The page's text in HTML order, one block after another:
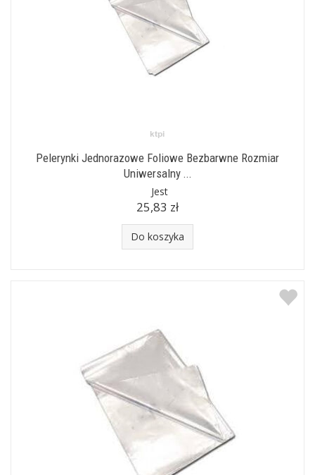
Pelerynki Jednorazowe Foliowe Bezbarwne Rozmiar
Uniwersalny ...
Jest
25,83 zł
Do koszyka